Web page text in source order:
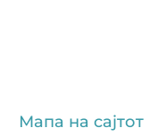
Мапа на сајтот